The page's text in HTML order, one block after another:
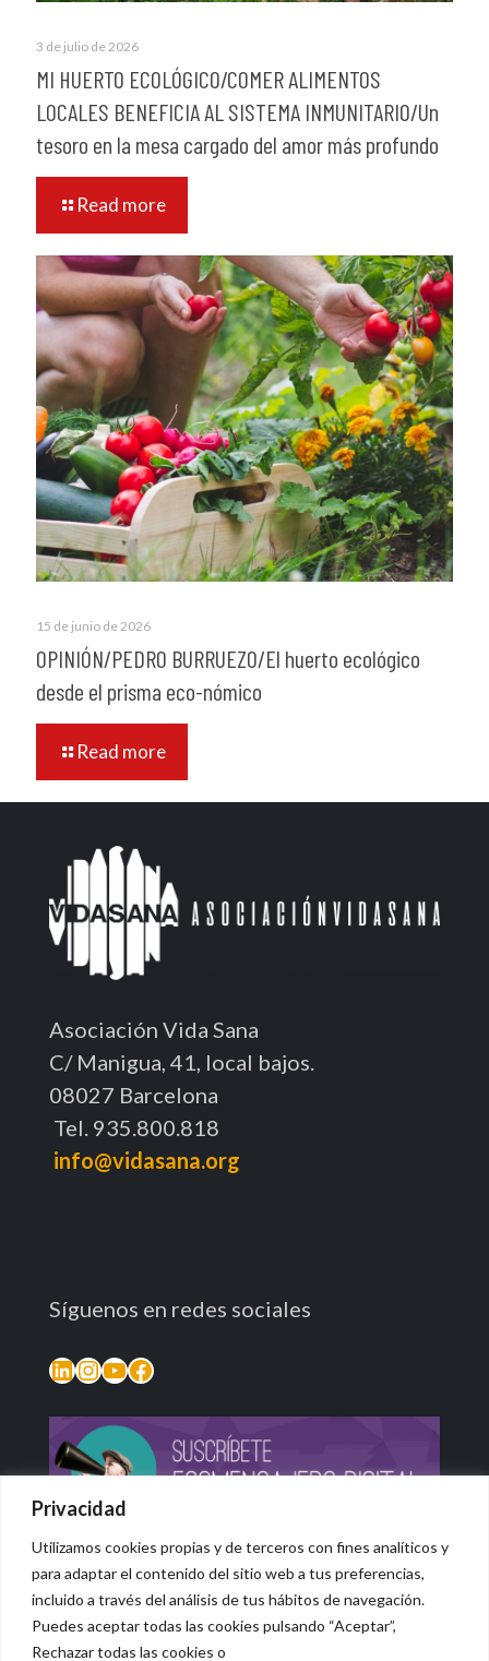
Privacidad
Utilizamos cookies propias y de terceros con fines analíticos y
para adaptar el contenido del sitio web a tus preferencias,
incluido a través del análisis de tus hábitos de navegación.
Puedes aceptar todas las cookies pulsando “Aceptar”,
Rechazar todas las cookies o
3 de julio de 2026
MI HUERTO ECOLÓGICO/COMER ALIMENTOS
LOCALES BENEFICIA AL SISTEMA INMUNITARIO/Un
tesoro en la mesa cargado del amor más profundo
Read more
15 de junio de 2026
OPINIÓN/PEDRO BURRUEZO/El huerto ecológico
desde el prisma eco-nómico
Read more
Asociación Vida Sana
C/ Manigua, 41, local bajos.
08027 Barcelona
Tel. 935.800.818
info@vidasana.org
Síguenos en redes sociales
LinkedIn
Instagram
YouTube
Facebook